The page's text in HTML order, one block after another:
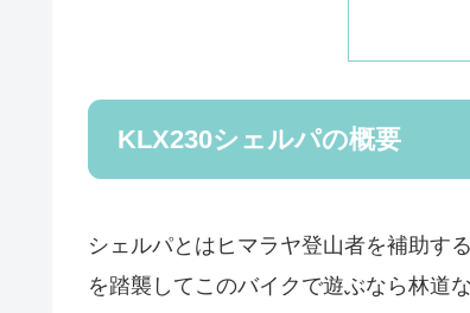
KLX230シェルパの概要
シェルパとはヒマラヤ登山者を補助す
を踏襲してこのバイクで遊ぶなら林道